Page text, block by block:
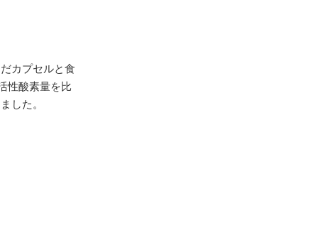
カプセルと食
性酸素量を比
した。